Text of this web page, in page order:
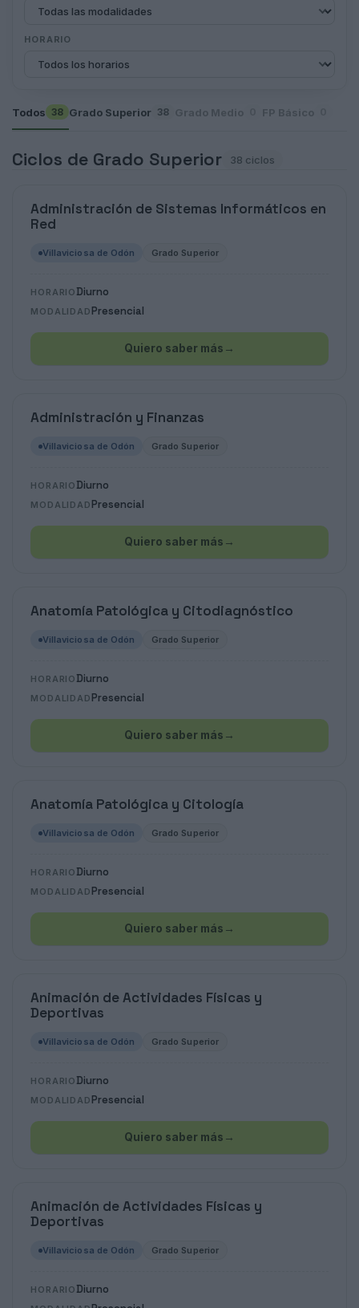
HORARIO
Todos 38 Grado Superior 38 Grado Medio FP Básico
Ciclos de Grado Superior 38 ciclos
Administración de Sistemas Informáticos en
Red
Villaviciosa de Odón Grado Superior
HORARIO Diurno
MODALIDAD Presencial
Quiero saber más →
Administración y Finanzas
Villaviciosa de Odón Grado Superior
HORARIO Diurno
MODALIDAD Presencial
Quiero saber más →
Anatomía Patológica y Citodiagnóstico
Villaviciosa de Odón Grado Superior
HORARIO Diurno
MODALIDAD Presencial
Quiero saber más →
Anatomía Patológica y Citología
Villaviciosa de Odón Grado Superior
HORARIO Diurno
MODALIDAD Presencial
Quiero saber más →
Animación de Actividades Físicas y
Deportivas
Villaviciosa de Odón Grado Superior
HORARIO Diurno
MODALIDAD Presencial
Quiero saber más →
Animación de Actividades Físicas y
Deportivas
Villaviciosa de Odón Grado Superior
HORARIO Diurno